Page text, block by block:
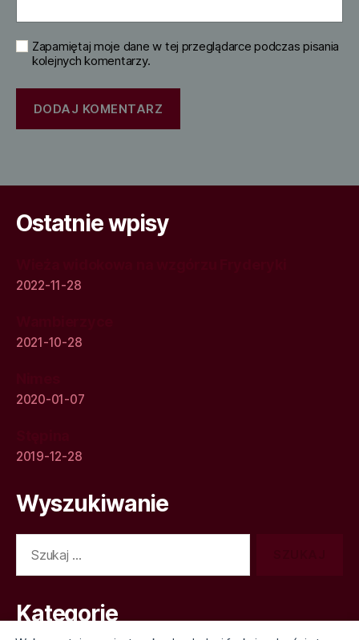
Zapamiętaj moje dane w tej przeglądarce podczas pisania
kolejnych komentarzy.
Ostatnie wpisy
2022-11-28
2021-10-28
2020-01-07
2019-12-28
Wyszukiwanie
Kategorie